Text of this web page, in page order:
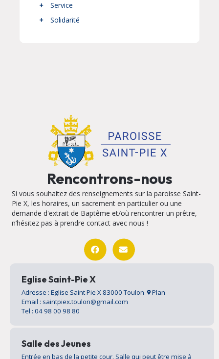
Service
Solidarité
Rencontrons-nous
Si vous souhaitez des renseignements sur la paroisse Saint-
Pie X, les horaires, un sacrement en particulier ou une
demande d'extrait de Baptême et/où rencontrer un prêtre,
n’hésitez pas à prendre contact avec nous !
Eglise Saint-Pie X
Adresse : Eglise Saint Pie X 83000 Toulon
Plan
Email : saintpiex.toulon@gmail.com
Tel : 04 98 00 98 80
Salle des Jeunes
Entrée en bas de la petite cour. Salle qui peut être mise à